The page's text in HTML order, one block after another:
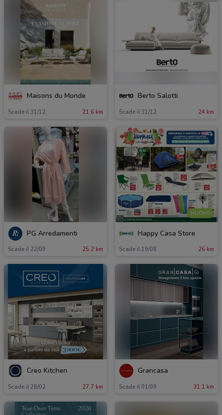
Maisons du Monde
Scade il 31/12 21.6 km
Berto Salotti
Scade il 31/12 24 km
PG Arredamenti
Scade il 22/09 25.2 km
NUOVO
Happy Casa Store
Scade il 19/08 26 km
Creo Kitchen
Scade il 28/02 27.7 km
Grancasa
Scade il 01/09 31.1 km